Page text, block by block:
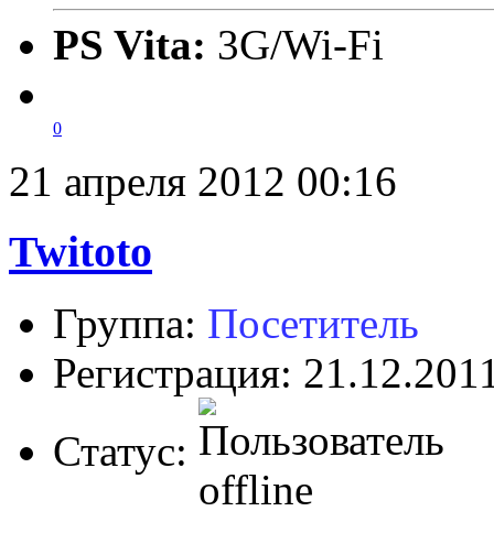
PS Vita: 3G/Wi-Fi
0
21 апреля 2012 00:16
Twitoto
Группа: Посетитель
Регистрация:
Статус: